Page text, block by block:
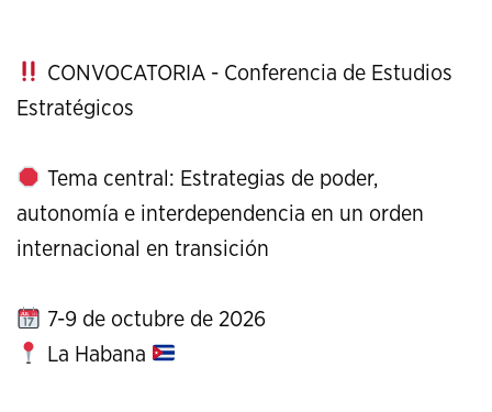
CONVOCATORIA - Conferencia de Estudios
Estratégicos
Tema central: Estrategias de poder,
autonomía e interdependencia en un orden
internacional en transición
7-9 de octubre de 2026
La Habana